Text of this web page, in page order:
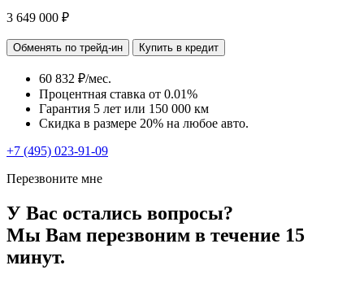
3 649 000 ₽
Обменять по трейд-ин Купить в кредит
60 832 ₽/мес.
Процентная ставка от 0.01%
Гарантия 5 лет или 150 000 км
Скидка в размере 20% на любое авто.
+7 (495) 023-91-09
Перезвоните мне
У Вас остались вопросы?
Мы Вам перезвоним в течение 15
минут.